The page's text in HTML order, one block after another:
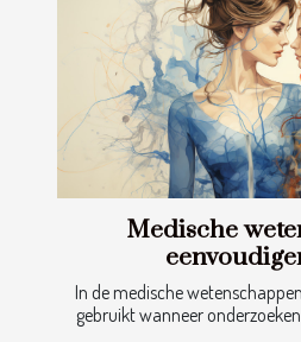
Medische
In de medische
gebruikt wanneer